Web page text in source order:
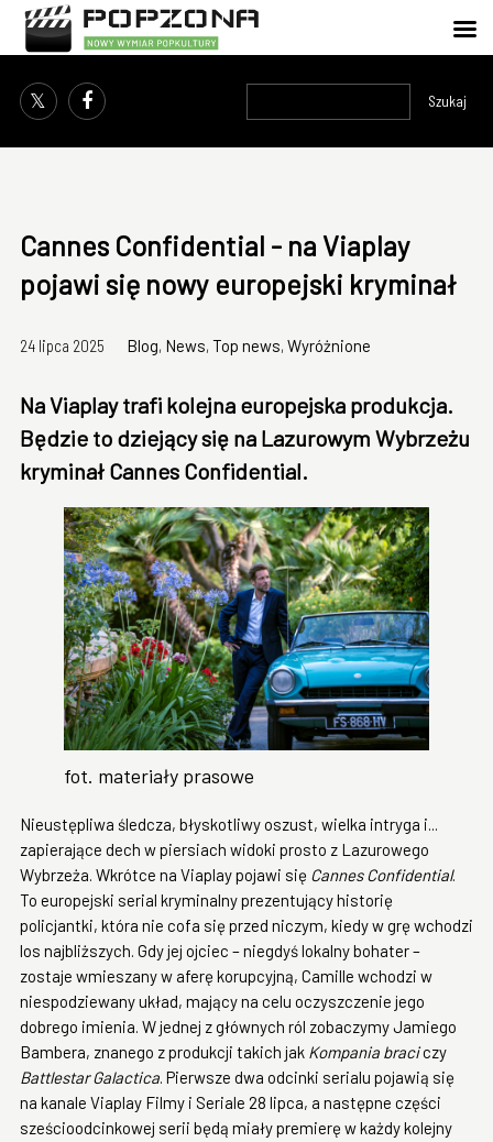
Szukaj
Cannes Confidential - na Viaplay
pojawi się nowy europejski kryminał
24 lipca 2025 Blog, News, Top news, Wyróżnione
Na Viaplay trafi kolejna europejska produkcja.
Będzie to dziejący się na Lazurowym Wybrzeżu
kryminał Cannes Confidential.
fot. materiały prasowe
Nieustępliwa śledcza, błyskotliwy oszust, wielka intryga i...
zapierające dech w piersiach widoki prosto z Lazurowego
Wybrzeża. Wkrótce na Viaplay pojawi się Cannes Confidential.
To europejski serial kryminalny prezentujący historię
policjantki, która nie cofa się przed niczym, kiedy w grę wchodzi
los najbliższych. Gdy jej ojciec – niegdyś lokalny bohater –
zostaje wmieszany w aferę korupcyjną, Camille wchodzi w
niespodziewany układ, mający na celu oczyszczenie jego
dobrego imienia. W jednej z głównych ról zobaczymy Jamiego
Bambera, znanego z produkcji takich jak Kompania braciczy
Battlestar Galactica. Pierwsze dwa odcinki serialu pojawią się
na kanale Viaplay Filmy i Seriale 28 lipca, a następne części
sześcioodcinkowej serii będą miały premierę w każdy kolejny